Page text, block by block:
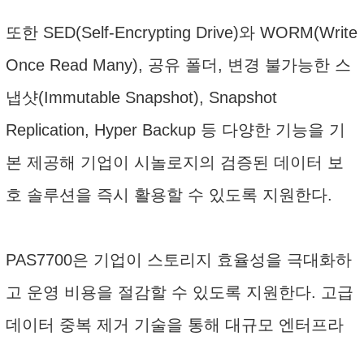
또한 SED(Self-Encrypting Drive)와 WORM(Write
Once Read Many), 공유 폴더, 변경 불가능한 스
냅샷(Immutable Snapshot), Snapshot
Replication, Hyper Backup 등 다양한 기능을 기
본 제공해 기업이 시놀로지의 검증된 데이터 보
호 솔루션을 즉시 활용할 수 있도록 지원한다.
PAS7700은 기업이 스토리지 효율성을 극대화하
고 운영 비용을 절감할 수 있도록 지원한다. 고급
데이터 중복 제거 기술을 통해 대규모 엔터프라